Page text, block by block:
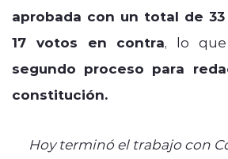
aprobada con un total de
17 votos en contra, lo que
segundo proceso para
constitución.
Hoy terminó el trabajo con